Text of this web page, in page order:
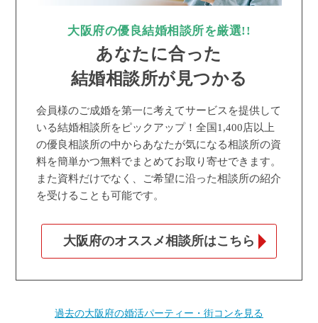
大阪府の優良結婚相談所を厳選!!
あなたに合った
結婚相談所が見つかる
会員様のご成婚を第一に考えてサービスを提供して
いる結婚相談所をピックアップ！全国1,400店以上
の優良相談所の中からあなたが気になる相談所の資
料を簡単かつ無料でまとめてお取り寄せできます。
また資料だけでなく、ご希望に沿った相談所の紹介
を受けることも可能です。
大阪府のオススメ相談所はこちら
過去の大阪府の婚活パーティー・街コンを見る